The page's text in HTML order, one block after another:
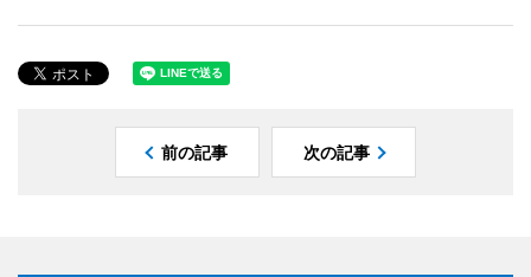
前の記事 次の記事